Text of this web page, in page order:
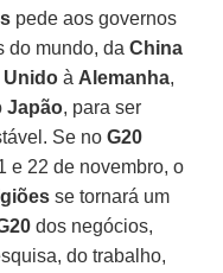
pede aos governos
do mundo, daChina
Unido à Alemanha,
Japão, para ser
Se noG20
e 22 de novembro, o
se tornará um
dos negócios,
do trabalho,